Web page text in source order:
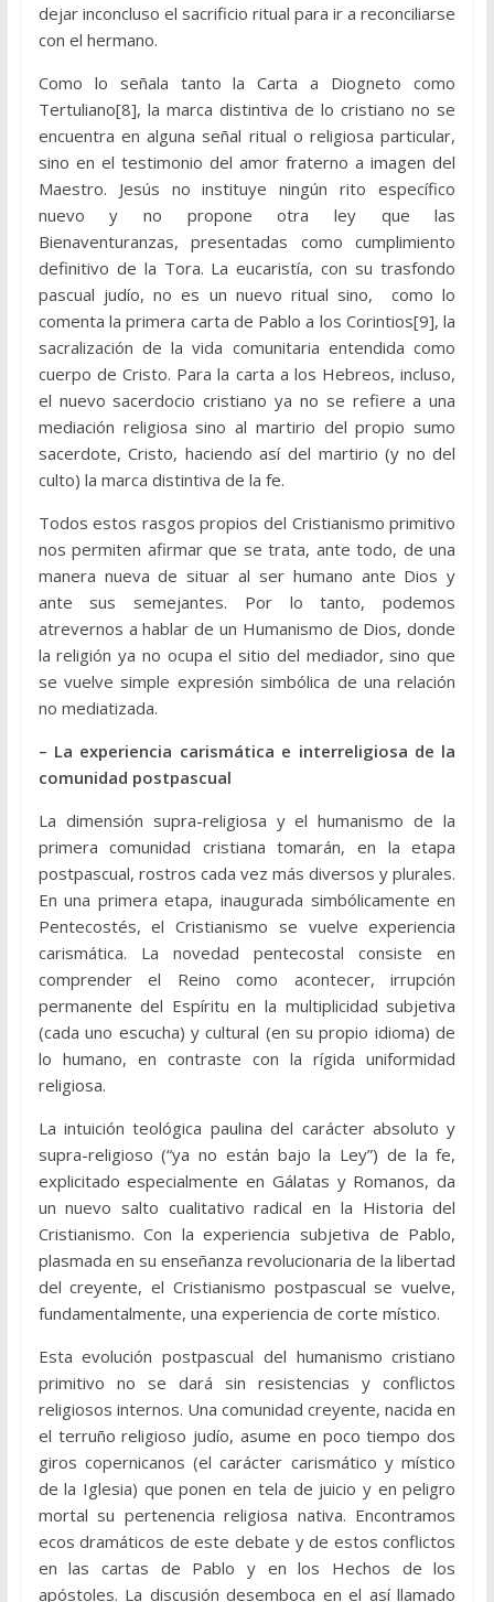
dejar inconcluso el sacrificio ritual para ir a reconciliarse
con el hermano.
Como lo señala tanto la Carta a Diogneto como
Tertuliano[8], la marca distintiva de lo cristiano no se
encuentra en alguna señal ritual o religiosa particular,
sino en el testimonio del amor fraterno a imagen del
Maestro. Jesús no instituye ningún rito específico
nuevo y no propone otra ley que las
Bienaventuranzas, presentadas como cumplimiento
definitivo de la Tora. La eucaristía, con su trasfondo
pascual judío, no es un nuevo ritual sino, como lo
comenta la primera carta de Pablo a los Corintios[9], la
sacralización de la vida comunitaria entendida como
cuerpo de Cristo. Para la carta a los Hebreos, incluso,
el nuevo sacerdocio cristiano ya no se refiere a una
mediación religiosa sino al martirio del propio sumo
sacerdote, Cristo, haciendo así del martirio (y no del
culto) la marca distintiva de la fe.
Todos estos rasgos propios del Cristianismo primitivo
nos permiten afirmar que se trata, ante todo, de una
manera nueva de situar al ser humano ante Dios y
ante sus semejantes. Por lo tanto, podemos
atrevernos a hablar de un Humanismo de Dios, donde
la religión ya no ocupa el sitio del mediador, sino que
se vuelve simple expresión simbólica de una relación
no mediatizada.
– La experiencia carismática e interreligiosa de la
comunidad postpascual
La dimensión supra-religiosa y el humanismo de la
primera comunidad cristiana tomarán, en la etapa
postpascual, rostros cada vez más diversos y plurales.
En una primera etapa, inaugurada simbólicamente en
Pentecostés, el Cristianismo se vuelve experiencia
carismática. La novedad pentecostal consiste en
comprender el Reino como acontecer, irrupción
permanente del Espíritu en la multiplicidad subjetiva
(cada uno escucha) y cultural (en su propio idioma) de
lo humano, en contraste con la rígida uniformidad
religiosa.
La intuición teológica paulina del carácter absoluto y
supra-religioso (“ya no están bajo la Ley”) de la fe,
explicitado especialmente en Gálatas y Romanos, da
un nuevo salto cualitativo radical en la Historia del
Cristianismo. Con la experiencia subjetiva de Pablo,
plasmada en su enseñanza revolucionaria de la libertad
del creyente, el Cristianismo postpascual se vuelve,
fundamentalmente, una experiencia de corte místico.
Esta evolución postpascual del humanismo cristiano
primitivo no se dará sin resistencias y conflictos
religiosos internos. Una comunidad creyente, nacida en
el terruño religioso judío, asume en poco tiempo dos
giros copernicanos (el carácter carismático y místico
de la Iglesia) que ponen en tela de juicio y en peligro
mortal su pertenencia religiosa nativa. Encontramos
ecos dramáticos de este debate y de estos conflictos
en las cartas de Pablo y en los Hechos de los
apóstoles. La discusión desemboca en el así llamado